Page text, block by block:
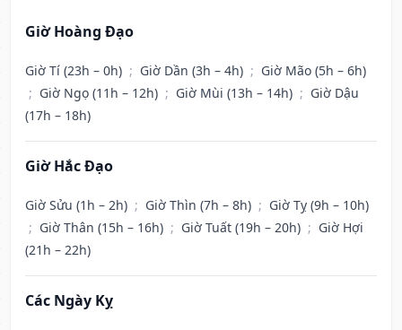
Giờ Hoàng Đạo
Giờ Tí (23h – 0h) ; Giờ Dần (3h – 4h) ; Giờ Mão (5h – 6h)
; Giờ Ngọ (11h – 12h) ; Giờ Mùi (13h – 14h) ; Giờ Dậu
(17h – 18h)
Giờ Hắc Đạo
Giờ Sửu (1h – 2h) ; Giờ Thìn (7h – 8h) ; Giờ Tỵ (9h – 10h)
; Giờ Thân (15h – 16h) ; Giờ Tuất (19h – 20h) ; Giờ Hợi
(21h – 22h)
Các Ngày Kỵ